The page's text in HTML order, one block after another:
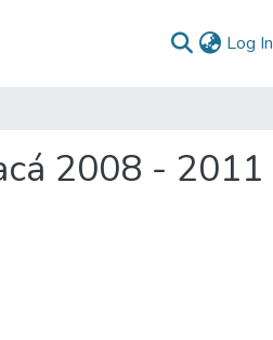
Log In
2008 - 2011